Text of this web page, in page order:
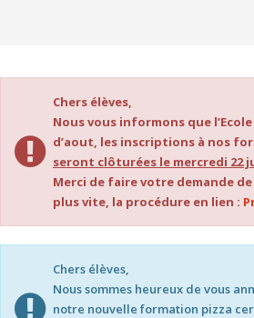
Chers élèves,
Nous vous informons que
d’aout, les inscriptions à nos
seront clôturées le mercredi 22
Merci de faire votre demande
plus vite, la procédure en lien :
Chers élèves,
Nous sommes heureux de vous
notre nouvelle formation pizza